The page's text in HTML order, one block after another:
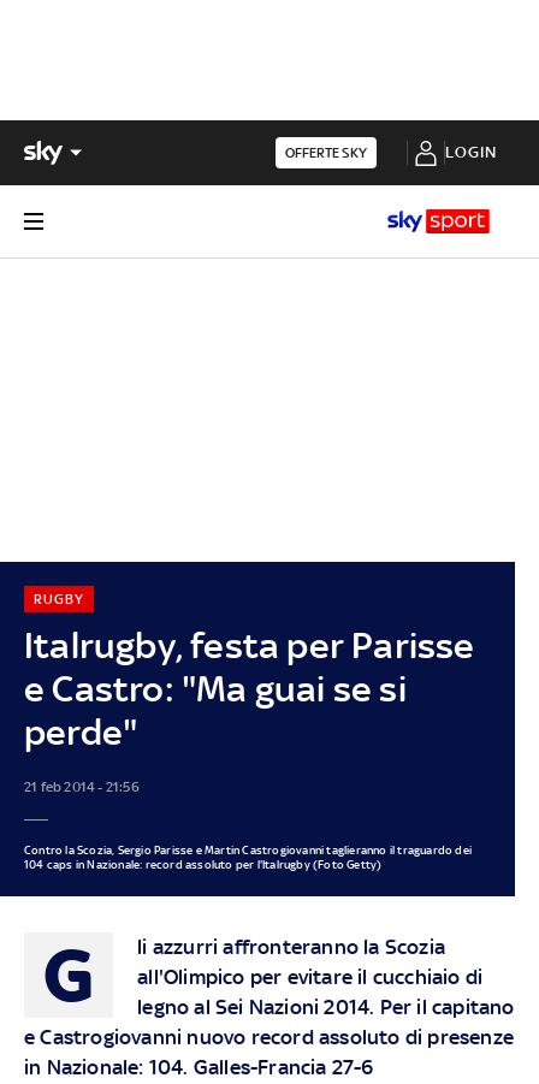
OFFERTE SKY LOGIN
Italrugby, festa per Parisse
e Castro: "Ma guai se si
perde"
RUGBY
21 feb 2014 - 21:56
Contro la Scozia, Sergio Parisse e Martin Castrogiovanni taglieranno il traguardo dei
104 caps in Nazionale: record assoluto per l'Italrugby (Foto Getty)
G
li azzurri affronteranno la Scozia
all'Olimpico per evitare il cucchiaio di
legno al Sei Nazioni 2014. Per il capitano
e Castrogiovanni nuovo record assoluto di presenze
in Nazionale: 104. Galles-Francia 27-6